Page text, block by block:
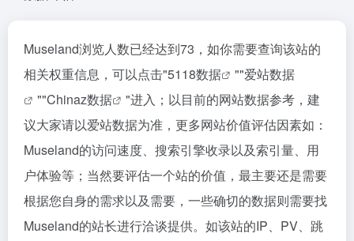
Museland浏览人数已经达到73，如你需要查询该站的
相关权重信息，可以点击"5118数据 ""爱站数据
""Chinaz数据
"进入；以目前的网站数据参考，建
议大家请以爱站数据为准，更多网站价值评估因素如：
Museland的访问速度、搜索引擎收录以及索引量、用
户体验等；当然要评估一个站的价值，最主要还是需要
根据您自身的需求以及需要，一些确切的数据则需要找
Museland的站长进行洽谈提供。如该站的IP、PV、跳